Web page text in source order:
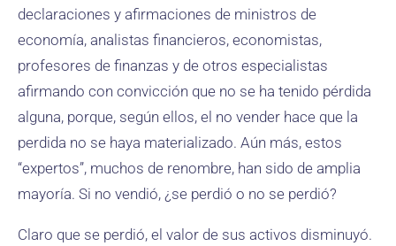
declaraciones y afirmaciones de ministros de
economía, analistas financieros, economistas,
profesores de finanzas y de otros especialistas
afirmando con convicción que no se ha tenido pérdida
alguna, porque, según ellos, el no vender hace que la
perdida no se haya materializado. Aún más, estos
“expertos”, muchos de renombre, han sido de amplia
mayoría. Si no vendió, ¿se perdió o no se perdió?
Claro que se perdió, el valor de sus activos disminuyó.